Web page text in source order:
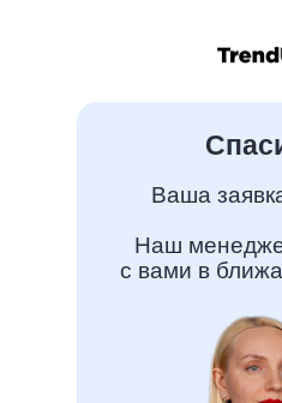
Ваша
Наш
с вами в